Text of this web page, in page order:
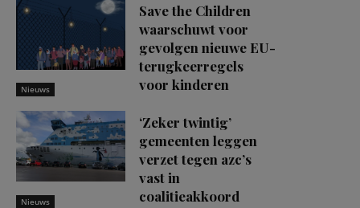
Nieuws
Save the Children
waarschuwt voor
gevolgen nieuwe EU-
terugkeerregels
voor kinderen
Nieuws
‘Zeker twintig’
gemeenten leggen
verzet tegen azc’s
vast in
coalitieakkoord